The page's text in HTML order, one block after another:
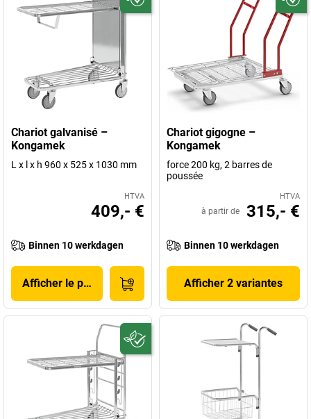
Chariot galvanisé –
Kongamek
L x l x h 960 x 525 x 1030 mm
HTVA
409,- €
Binnen 10 werkdagen
Afficher le produit
Chariot gigogne –
Kongamek
force 200 kg, 2 barres de
poussée
HTVA
à partir de 315,- €
Binnen 10 werkdagen
Afficher 2 variantes